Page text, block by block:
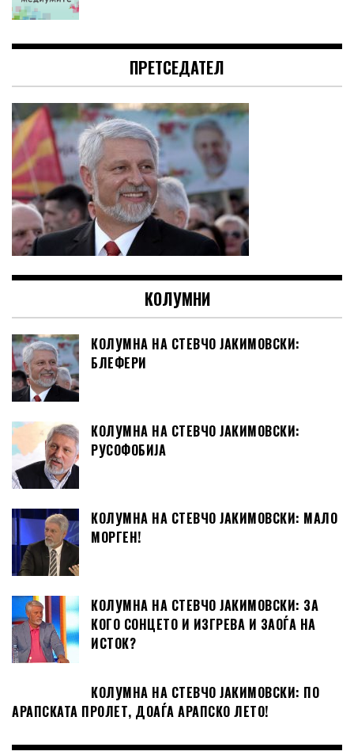
ПРЕТСЕДАТЕЛ
КОЛУМНИ
КОЛУМНА НА СТЕВЧО ЈАКИМОВСКИ:
БЛЕФЕРИ
КОЛУМНА НА СТЕВЧО ЈАКИМОВСКИ:
РУСОФОБИЈА
КОЛУМНА НА СТЕВЧО ЈАКИМОВСКИ: МАЛО
МОРГЕН!
КОЛУМНА НА СТЕВЧО ЈАКИМОВСКИ: ЗА
КОГО СОНЦЕТО И ИЗГРЕВА И ЗАОЃА НА
ИСТОК?
КОЛУМНА НА СТЕВЧО ЈАКИМОВСКИ: ПО
АРАПСКАТА ПРОЛЕТ, ДОАЃА АРАПСКО ЛЕТО!